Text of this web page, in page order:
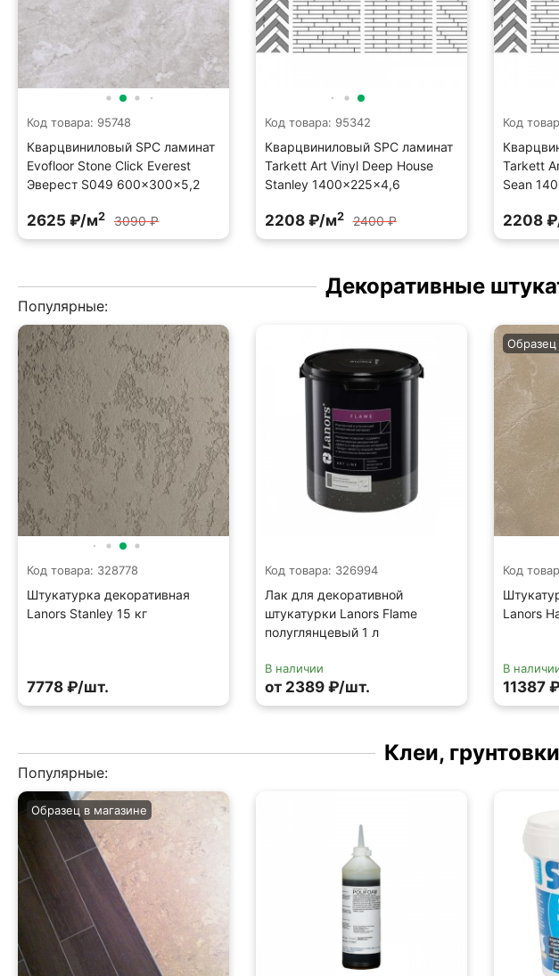
Код товара: 95748
Кварцвиниловый SPC ламинат
Evofloor Stone Click Everest
Эверест S049 600×300×5,2
2625 ₽/м2 3090 ₽
Код товара: 95342
Кварцвиниловый SPC ламинат
Tarkett Art Vinyl Deep House
Stanley 1400×225×4,6
2208 ₽/м2 2400 ₽
Код
Tarkett
Sean
2208
Декоративные
Популярные:
Код товара: 328778
Штукатурка декоративная
Lanors Stanley 15 кг
7778 ₽/шт.
Код товара: 326994
Лак для декоративной
штукатурки Lanors Flame
полуглянцевый 1 л
В наличии
от 2389 ₽/шт.
Код
Lanors
Образец
В
11387
Клеи,
Популярные:
Образец в магазине